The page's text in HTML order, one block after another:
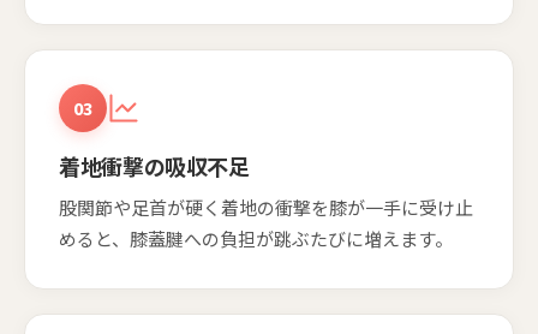
03
着地衝撃の吸収不足
股関節や足首が硬く着地の衝撃を膝が一手に受け止
めると、膝蓋腱への負担が跳ぶたびに増えます。